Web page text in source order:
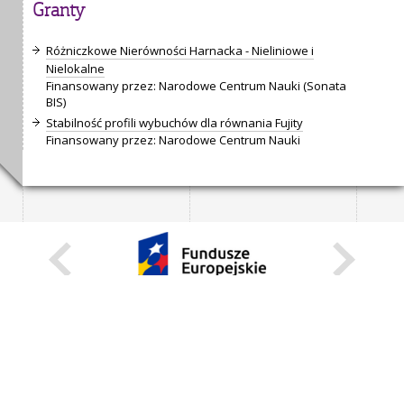
Granty
Różniczkowe Nierówności Harnacka - Nieliniowe i
Nielokalne
Finansowany przez: Narodowe Centrum Nauki (Sonata
BIS)
Stabilność profili wybuchów dla równania Fujity
Finansowany przez: Narodowe Centrum Nauki